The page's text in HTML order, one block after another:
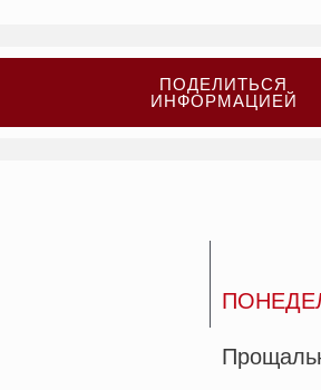
ПОДЕЛИТЬСЯ
ИНФОРМАЦИЕЙ